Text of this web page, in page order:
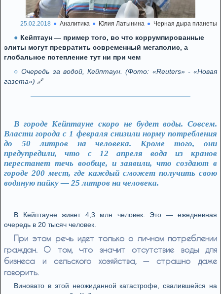
25.02.2018 Аналитика Юлия Латынина Черная дыра планеты
Кейптаун — пример того, во что коррумпированные
элиты могут превратить современный мегаполис, а
глобальное потепление тут ни при чем
Очередь за водой, Кейптаун. (Фото: «Reuters» - «Новая
газета») 🔗
В городе Кейптауне скоро не будет воды. Совсем.
Власти города с 1 февраля снизили норму потребления
до 50 литров на человека. Кроме того, они
предупредили, что с 12 апреля вода из кранов
перестанет течь вообще, и заявили, что создают в
городе 200 мест, где каждый сможет получить свою
водяную пайку — 25 литров на человека.
В Кейптауне живет 4,3 млн человек. Это — ежедневная
очередь в 20 тысяч человек.
При этом речь идет только о личном потреблении
граждан. О том, что значит отсутствие воды для
бизнеса и сельского хозяйства, — страшно даже
говорить.
Виновато в этой неожиданной катастрофе, свалившейся на